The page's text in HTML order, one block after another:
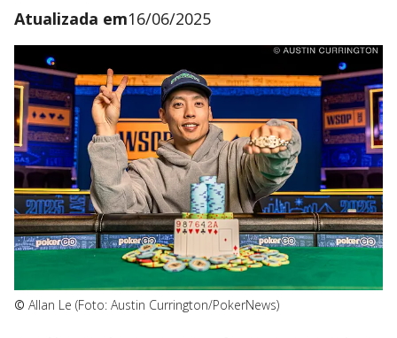
Atualizada em16/06/2025
© Allan Le (Foto: Austin Currington/PokerNews)